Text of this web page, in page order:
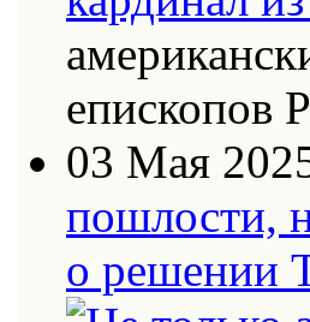
епископов
03 Мая
пошлости,
о решении